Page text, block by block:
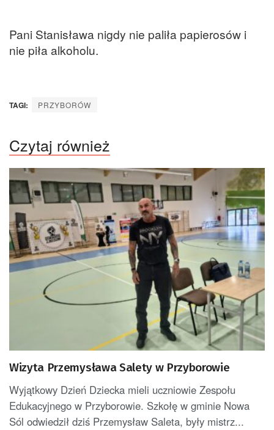
Pani Stanisława nigdy nie paliła papierosów i
nie piła alkoholu.
TAGI: PRZYBORÓW
Czytaj również
Wizyta Przemysława Salety w Przyborowie
Wyjątkowy Dzień Dziecka mieli uczniowie Zespołu
Edukacyjnego w Przyborowie. Szkołę w gminie Nowa
Sól odwiedził dziś Przemysław Saleta, były mistrz...